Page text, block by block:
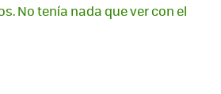
No tenía nada que ver con el